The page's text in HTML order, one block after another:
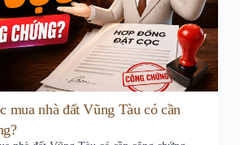
mua nhà đất Vũng Tàu có cần